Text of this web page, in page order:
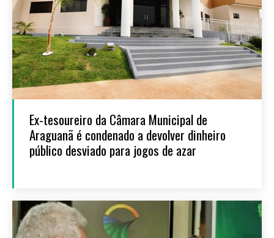
Ex-tesoureiro da Câmara Municipal de
Araguanã é condenado a devolver dinheiro
público desviado para jogos de azar